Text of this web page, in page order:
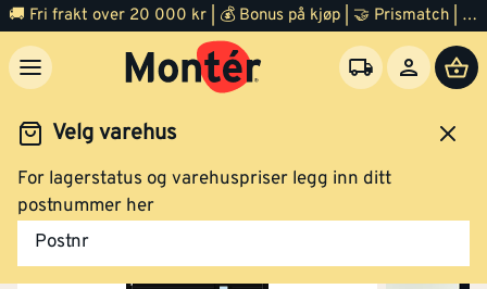
🚚 Fri frakt over 20 000 kr | 💰 Bonus på kjøp | 🤝 Prismatch | ⭐ 100% fornøyd garanti | 🏪 140 byggevarehus
Velg varehus
For lagerstatus og varehuspriser legg inn ditt
postnummer her
Postnr
Dør Ytterdør